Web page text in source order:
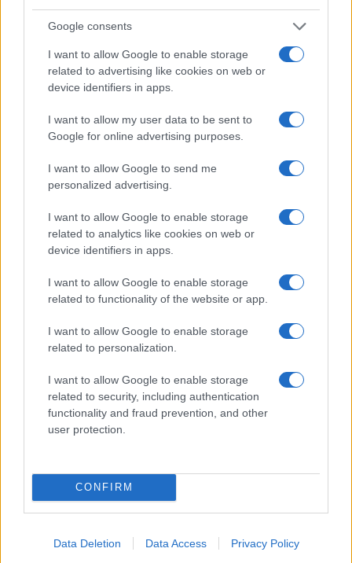
Google consents
I want to allow Google to enable storage
related to advertising like cookies on web or
device identifiers in apps.
I want to allow my user data to be sent to
Google for online advertising purposes.
I want to allow Google to send me
personalized advertising.
I want to allow Google to enable storage
related to analytics like cookies on web or
device identifiers in apps.
I want to allow Google to enable storage
related to functionality of the website or app.
I want to allow Google to enable storage
related to personalization.
I want to allow Google to enable storage
related to security, including authentication
functionality and fraud prevention, and other
user protection.
CONFIRM
Data Deletion Data Access Privacy Policy
Νέο Audi A2 e-tron με στόχο την κορυφή της
Εθνική Νεανίδων: Με τη
Βουλγαρία για τις θέσεις 5-
stream)
μυαλό μας»
ΕΛΣΤΑΤ: Στο 3,4% υποχώρησε ο πληθωρισμός τον Ιούλιο
Χρηματοδότηση 8 εκατ.
α' εξάμηνο, στα 550 εκατ.